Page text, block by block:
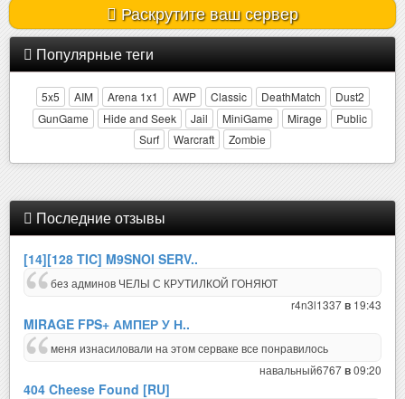
Раскрутите ваш сервер
Популярные теги
5x5 AIM Arena 1x1 AWP Classic DeathMatch
Dust2
GunGame
Hide and Seek Jail MiniGame Mirage
Public
Surf
Warcraft Zombie
Последние отзывы
[14][128 TIC] M9SNOI SERV..
без админов ЧЕЛЫ С КРУТИЛКОЙ ГОНЯЮТ
r4n3l1337в 19:43
MIRAGE FPS+ АМПЕР У Н..
меня изнасиловали на этом серваке все понравилось
навальный6767в09:20
404 Cheese Found [RU]